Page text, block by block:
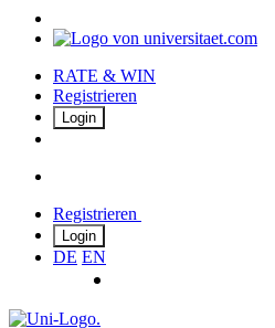
RATE & WIN
Registrieren
Login
Registrieren
Login
DE EN